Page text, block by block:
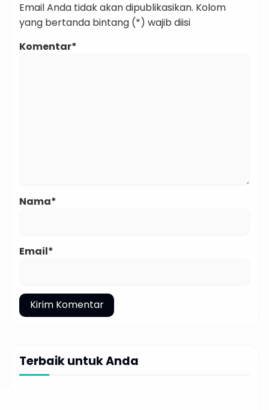
Email Anda tidak akan dipublikasikan. Kolom
yang bertanda bintang (*) wajib diisi
Komentar*
Nama*
Email*
Terbaik untuk Anda